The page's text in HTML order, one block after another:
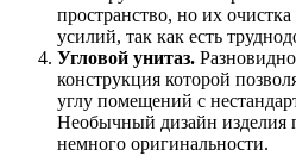
пространство, но их
усилий, так как есть
Угловой унитаз.
конструкция которой
углу помещений с
Необычный дизайн изделия
немного оригинальности.